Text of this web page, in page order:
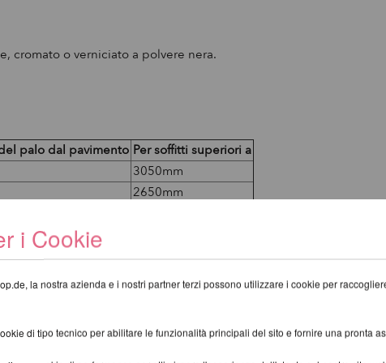
cromato o verniciato a polvere nera.
palo dal pavimento Per soffitti superiori a
3050mm
2650mm
quando hai queste caratteristiche: un ballerino di 70 kg, ruota
quando hai queste caratteristiche: un ballerino di 70kg,
i Cookie
la nostra azienda e i nostri partner terzi possono utilizzare i cookie per
di tipo tecnico per abilitare le funzionalità principali del sito e fornire una pronta